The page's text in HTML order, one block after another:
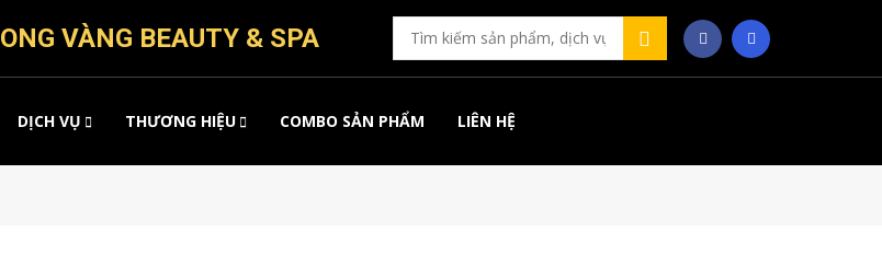
ONG VÀNG BEAUTY & SPA
DỊCH VỤ THƯƠNG HIỆU COMBO SẢN PHẨM LIÊN HỆ